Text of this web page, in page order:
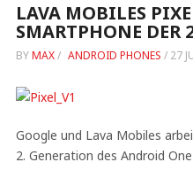
LAVA MOBILES
SMARTPHONE DER
BYMAX/ ANDROID PHONES / 27
Google und Lava Mobiles
2. Generation des Android